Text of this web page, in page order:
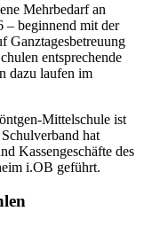
Mehrbedarf an
– beginnend mit der
Ganztagesbetreuung
entsprechende
dazu laufen im
Mittelschule ist
hat
Kassengeschäfte des
i.OB geführt.